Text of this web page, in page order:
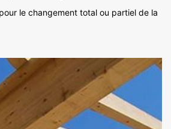
le changement total ou partiel de la